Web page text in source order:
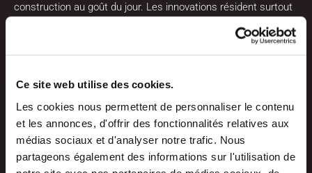
Ce site web utilise des cookies.
Les cookies nous permettent de personnaliser le contenu
et les annonces, d'offrir des fonctionnalités relatives aux
médias sociaux et d'analyser notre trafic. Nous
partageons également des informations sur l'utilisation de
construction au goût du jour. Les innovations résident surtout
dans la distribution interne avec la présence des salles de
bains et des conduits de ventilation rendus obligatoire par les
construction, avec l’emploi massif du béton armé.
Les façades vont souvent emprunter au vocabulaire art déco
avec des jeux de volumes, de poteaux poutres, des fenêtres
en bandes ou en oculi, des bow-windows, de nombreux